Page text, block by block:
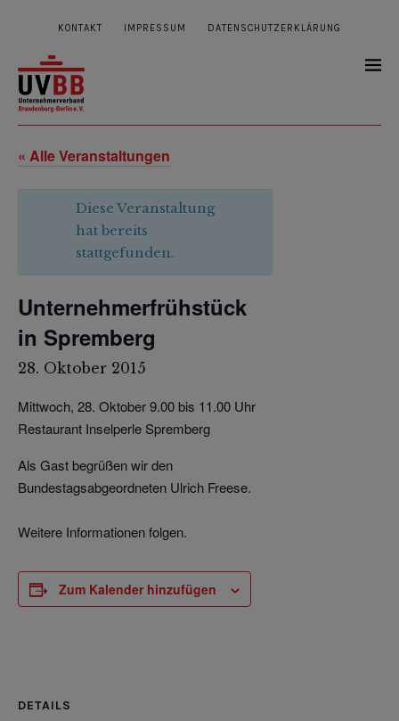
KONTAKT IMPRESSUM DATENSCHUTZERKLÄRUNG
« Alle Veranstaltungen
Diese Veranstaltung
hat bereits
stattgefunden.
Unternehmerfrühstück
in Spremberg
28. Oktober 2015
Mittwoch, 28. Oktober 9.00 bis 11.00 Uhr
Restaurant Inselperle Spremberg
Als Gast begrüßen wir den
Bundestagsabgeordneten Ulrich Freese.
Weitere Informationen folgen.
Zum Kalender hinzufügen
DETAILS